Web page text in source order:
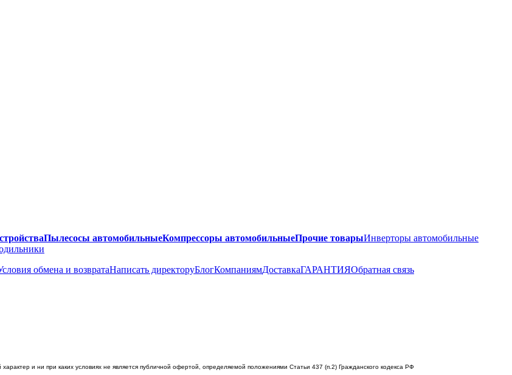
Пылесосы автомобильныеКомпрессоры автомобильныеПрочие товарыИнверторы автомобильные
обмена и возвратаНаписать директоруБлогКомпаниямДоставкаГАРАНТИЯОбратная связь
и ни при каких условиях не является публичной офертой, определяемой положениями Статьи 437 (п.2) Гражданского кодекса РФ